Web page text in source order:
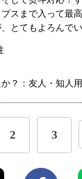
スまで入って最
とてもよろんで
？：友人・知人用
2 3